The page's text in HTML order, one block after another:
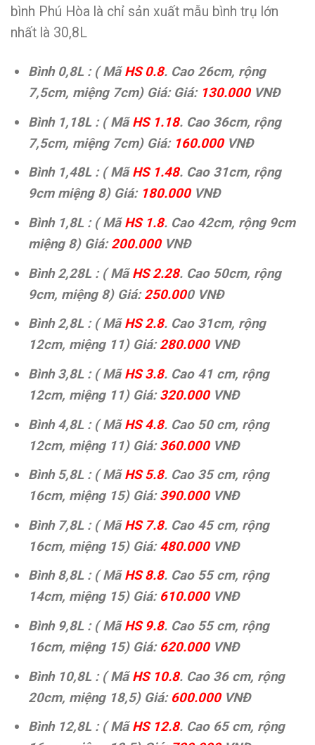
bình Phú Hòa là chỉ sản xuất mẫu bình trụ lớn
nhất là 30,8L
Bình 0,8L : ( MãHS 0.8. Cao 26cm, rộng
7,5cm, miệng 7cm) Giá: Giá: 130.000VNĐ
Bình 1,18L : ( MãHS 1.18. Cao 36cm, rộng
7,5cm, miệng 7cm) Giá: 160.000VNĐ
Bình 1,48L : ( MãHS 1.48. Cao 31cm, rộng
9cm miệng 8) Giá: 180.000VNĐ
Bình 1,8L : ( MãHS 1.8. Cao 42cm, rộng 9cm
miệng 8) Giá:200.000VNĐ
Bình 2,28L : ( MãHS 2.28. Cao 50cm, rộng
9cm, miệng 8) Giá:250.000 VNĐ
Bình 2,8L : ( MãHS 2.8. Cao 31cm, rộng
12cm, miệng 11) Giá:280.000VNĐ
Bình 3,8L : ( MãHS 3.8. Cao 41 cm, rộng
12cm, miệng 11) Giá:320.000VNĐ
Bình 4,8L : ( MãHS 4.8. Cao 50 cm, rộng
12cm, miệng 11) Giá:360.000VNĐ
Bình 5,8L : ( MãHS 5.8. Cao 35 cm, rộng
16cm, miệng 15) Giá:390.000VNĐ
Bình 7,8L : ( MãHS 7.8. Cao 45 cm, rộng
16cm, miệng 15) Giá:480.000VNĐ
Bình 8,8L : ( MãHS 8.8. Cao 55 cm, rộng
14cm, miệng 15) Giá: 610.000VNĐ
Bình 9,8L : ( MãHS 9.8. Cao 55 cm, rộng
16cm, miệng 15) Giá: 620.000VNĐ
Bình 10,8L : ( MãHS 10.8. Cao 36 cm, rộng
20cm, miệng 18,5) Giá: 600.000VNĐ
Bình 12,8L : ( MãHS 12.8. Cao 65 cm, rộng